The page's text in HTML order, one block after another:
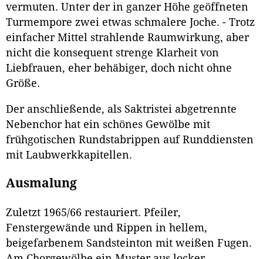
vermuten. Unter der in ganzer Höhe geöffneten
Turmempore zwei etwas schmalere Joche. - Trotz
einfacher Mittel strahlende Raumwirkung, aber
nicht die konsequent strenge Klarheit von
Liebfrauen, eher behäbiger, doch nicht ohne
Größe.
Der anschließende, als Saktristei abgetrennte
Nebenchor hat ein schönes Gewölbe mit
frühgotischen Rundstabrippen auf Runddiensten
mit Laubwerkkapitellen.
Ausmalung
Zuletzt 1965/66 restauriert. Pfeiler,
Fenstergewände und Rippen in hellem,
beigefarbenem Sandsteinton mit weißen Fugen.